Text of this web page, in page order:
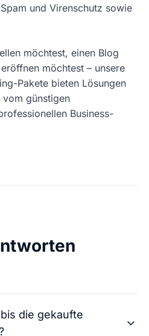
und Virenschutz sowie
möchtest, einen Blog
möchtest – unsere
Pakete bieten Lösungen
günstigen
Business-
die gekaufte